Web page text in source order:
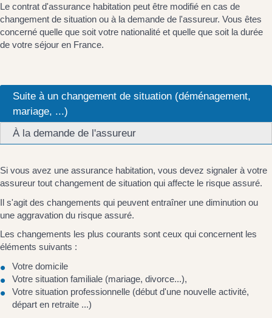
Le contrat d'assurance habitation peut être modifié en cas de
changement de situation ou à la demande de l'assureur. Vous êtes
concerné quelle que soit votre nationalité et quelle que soit la durée
de votre séjour en France.
Suite à un changement de situation (déménagement,
mariage, ...)
À la demande de l'assureur
Si vous avez une assurance habitation, vous devez signaler à votre
assureur tout changement de situation qui affecte le risque assuré.
Il s'agit des changements qui peuvent entraîner une diminution ou
une aggravation du risque assuré.
Les changements les plus courants sont ceux qui concernent les
éléments suivants :
Votre domicile
Votre situation familiale (mariage, divorce...),
Votre situation professionnelle (début d'une nouvelle activité,
départ en retraite ...)